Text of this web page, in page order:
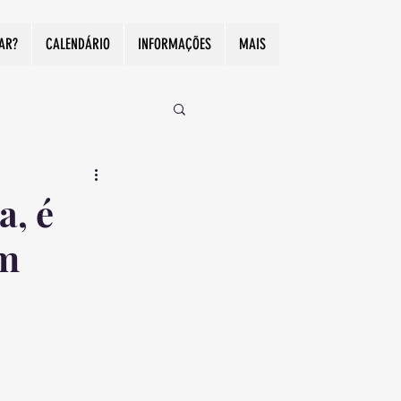
CALENDÁRIO INFORMAÇÕES MAIS
é